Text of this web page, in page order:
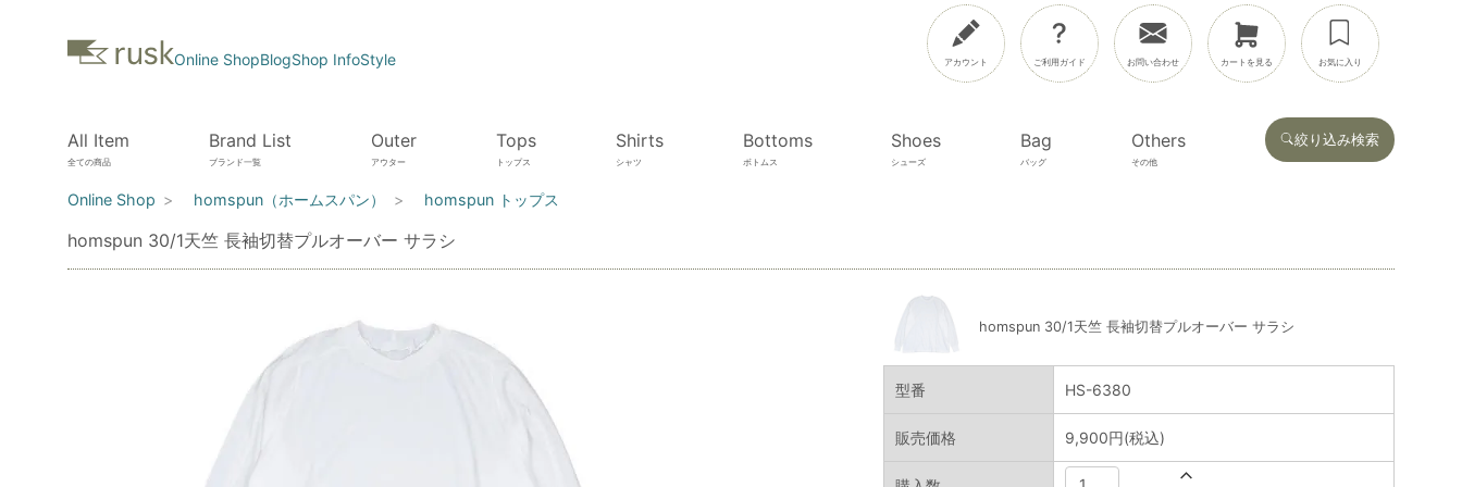
Online ShopBlogShop InfoStyle アカウント ご利用ガイド お問い合わせ カートを見る お気に入り
All Item
全ての商品
Brand List
ブランド一覧
Outer
アウター
Tops
トップス
Shirts
シャツ
Bottoms
ボトムス
Shoes
シューズ
Bag
バッグ
Others
その他
絞り込み検索
Online Shop homspun（ホームスパン） homspun トップス
homspun 30/1天竺 長袖切替プルオーバー サラシ
homspun 30/1天竺 長袖切替プルオーバー サラシ
型番 HS-6380
販売価格 9,900円(税込)